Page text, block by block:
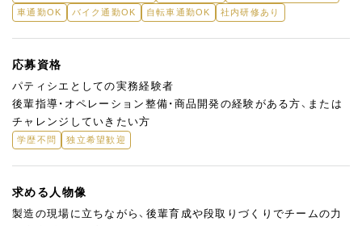
車通勤OK
バイク通勤OK 自転車通勤OK 社内研修あり
応募資格
パティシエとしての実務経験者
後輩指導・オペレーション整備・商品開発の経験がある方、または
チャレンジしていきたい方
学歴不問 独立希望歓迎
求める人物像
製造の現場に立ちながら、後輩育成や段取りづくりでチームの力